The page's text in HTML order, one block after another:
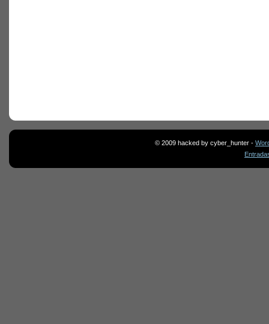
© 2009 hacked by cyber_hunter -